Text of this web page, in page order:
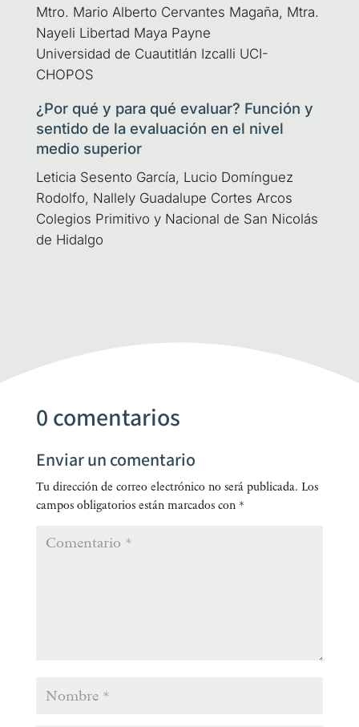
Mtro. Mario Alber­to Cer­van­tes Maga­ña, Mtra.
Naye­li Liber­tad Maya Pay­ne
Uni­ver­si­dad de Cuau­titlán Izca­lli UCI-
CHOPOS
¿Por qué y para qué evaluar? Función y
sentido de la evaluación en el nivel
medio superior
Leti­cia Sesen­to Gar­cía, Lucio Domín­guez
Rodol­fo, Nallely Gua­da­lu­pe Cor­tes Arcos
Cole­gios Pri­mi­ti­vo y Nacio­nal de San Nico­lás
de Hidalgo
0 comentarios
Enviar un comentario
Tu dirección de correo electrónico no será publicada. Los
campos obligatorios están marcados con *